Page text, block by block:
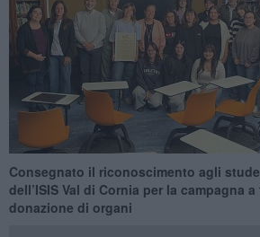
Consegnato il riconoscimento agli
dell’ISIS Val di Cornia per la campagna
donazione di organi